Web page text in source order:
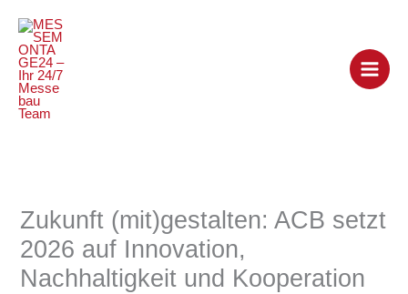
Inhalt
springen
Zukunft (mit)gestalten: ACB setzt
2026 auf Innovation,
Nachhaltigkeit und Kooperation